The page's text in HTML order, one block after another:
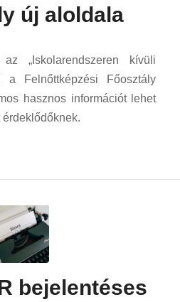
új aloldala
„Iskolarendszeren kívüli
a Felnőttképzési Főosztály
hasznos információt lehet
bejelentéses